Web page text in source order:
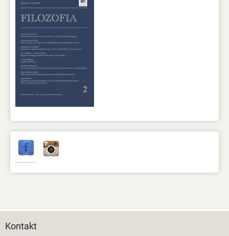
Kontakt